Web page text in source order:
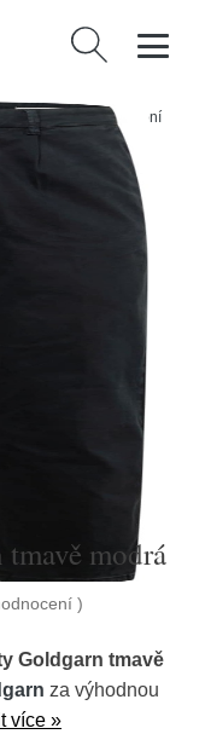
Vyhledávání
Svatba
Pro svatební
tmavě modrá
modrá
)
Goldgarn tmavě
za výhodnou
více »